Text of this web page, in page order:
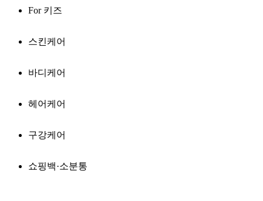
For 키즈
스킨케어
바디케어
헤어케어
구강케어
쇼핑백·소분통